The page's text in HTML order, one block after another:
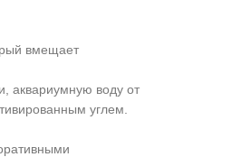
вмещает
аквариумную воду от
углем.